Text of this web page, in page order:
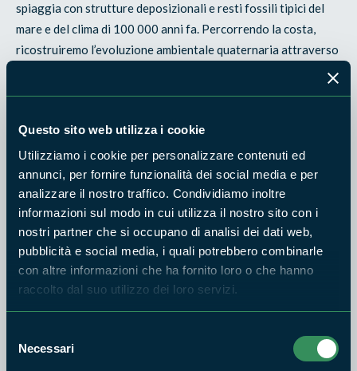
Questo sito web utilizza i cookie
Utilizziamo i cookie per personalizzare contenuti ed
annunci, per fornire funzionalità dei social media e per
analizzare il nostro traffico. Condividiamo inoltre
informazioni sul modo in cui utilizza il nostro sito con i
nostri partner che si occupano di analisi dei dati web,
pubblicità e social media, i quali potrebbero combinarle
con altre informazioni che ha fornito loro o che hanno
raccolto dal suo utilizzo dei loro servizi.
delNecessari
spiaggia con strutture deposizionali e resti fossili tipici del
mare e del clima di 100 000 anni fa. Percorrendo la costa,
ricostruiremo l’evoluzione ambientale quaternaria attraverso
Posidonia oceanica Inoltre, oltre alla presenza di strutture
romane, l’intervento antropico è dominato dal contrasto
offerto dalla grande centrale elettrica che evidenzia il
difficile rapporto tra habitat naturali e pressione antropica
Un’occasione per meglio comprendere i cambiamenti climatici
in atto
Monumento Naturale La Frasca, Via Sparterro Melchiorri
Strada della Torre Valdaliga Civitavecchia
Sabato 9 ottobre dalle ore 10,00 alle ore 17,00
Scarica la locandina